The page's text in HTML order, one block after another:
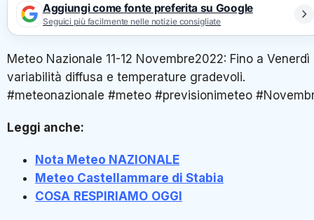
Aggiungi come fonte preferita su Google
Seguici più facilmente nelle notizie consigliate
Meteo Nazionale 11-12 Novembre2022: Fino a Venerdì
variabilità diffusa e temperature gradevoli.
#meteonazionale #meteo #previsionimeteo
Leggi anche:
Nota Meteo NAZIONALE
Meteo Castellammare di Stabia
COSA RESPIRIAMO OGGI